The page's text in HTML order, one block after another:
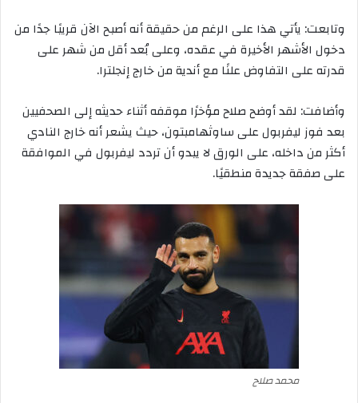
وتابعت: يأتيهذا على الرغممنحقيقةأنهأصبح الآن قريبًاجدًا من
دخول الأشهر الأخيرة فيعقده، وعلىبُعدأقلمنشهرعلى
قدرتهعلى التفاوضعلنًا معأنديةمنخارجإنجلترا.
وأضافت: لقدأوضحصلاحمؤخرًا موقفهأثناءحديثهإلى الصحفيين
بعد فوز ليفربولعلىساوثهامبتون،حيثيشعرأنهخارج النادي
أكثرمنداخله، على الورقلايبدوأنتردد ليفربول في الموافقة
علىصفقةجديدةمنطقيًا.
محمد صلاح